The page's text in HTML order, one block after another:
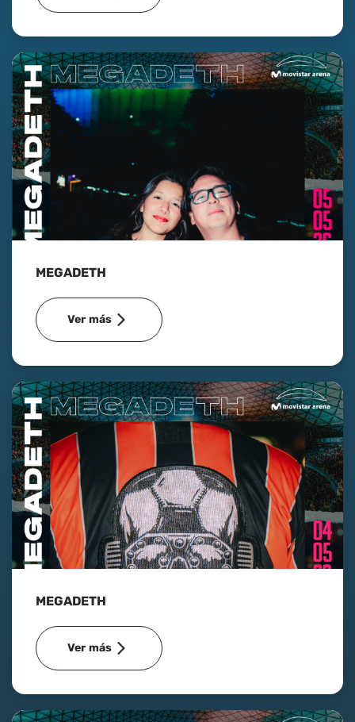
MEGADETH
Ver más
MEGADETH
Ver más